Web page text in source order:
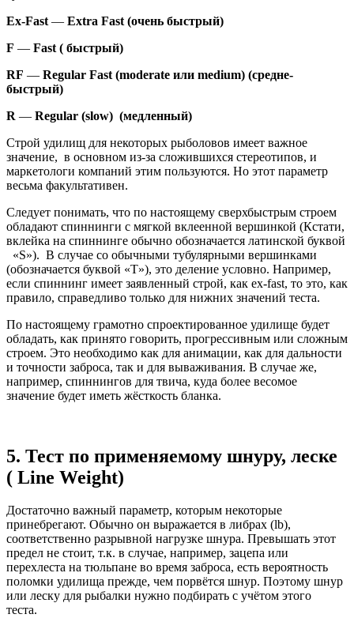
Ex-Fast — Extra Fast (очень быстрый)
F — Fast ( быстрый)
RF — Regular Fast (moderate или medium) (средне-
быстрый)
R — Regular (slow) (медленный)
Строй удилищ для некоторых рыболовов имеет важное
значение, в основном из-за сложившихся стереотипов, и
маркетологи компаний этим пользуются. Но этот параметр
весьма факультативен.
Следует понимать, что по настоящему сверхбыстрым строем
обладают спиннинги с мягкой вклеенной вершинкой (Кстати,
вклейка на спиннинге обычно обозначается латинской буквой
«S»). В случае со обычными тубулярными вершинками
(обозначается буквой «T»), это деление условно. Например,
если спиннинг имеет заявленный строй, как ex-fast, то это, как
правило, справедливо только для нижних значений теста.
По настоящему грамотно спроектированное удилище будет
обладать, как принято говорить, прогрессивным или сложным
строем. Это необходимо как для анимации, как для дальности
и точности заброса, так и для вываживания. В случае же,
например, спиннингов для твича, куда более весомое
значение будет иметь жёсткость бланка.
5. Тест по применяемому шнуру, леске
( Line Weight)
Достаточно важный параметр, которым некоторые
принебрегают. Обычно он выражается в либрах (lb),
соответственно разрывной нагрузке шнура. Превышать этот
предел не стоит, т.к. в случае, например, зацепа или
перехлеста на тюльпане во время заброса, есть вероятность
поломки удилища прежде, чем порвётся шнур. Поэтому шнур
или леску для рыбалки нужно подбирать с учётом этого
теста.